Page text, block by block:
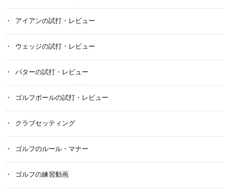
アイアンの試打・レビュー
ウェッジの試打・レビュー
パターの試打・レビュー
ゴルフボールの試打・レビュー
クラブセッティング
ゴルフのルール・マナー
ゴルフの練習動画